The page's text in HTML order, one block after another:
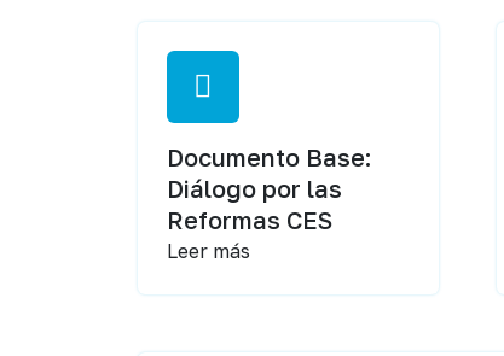
Documento Base:
Diálogo por las
Reformas CES
Leer más